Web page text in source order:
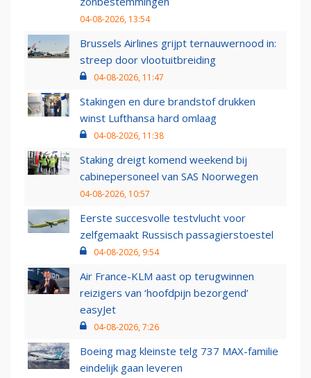
04-08-2026, 13:54
Brussels Airlines grijpt ternauwernood in:
streep door vlootuitbreiding
04-08-2026, 11:47
Stakingen en dure brandstof drukken
winst Lufthansa hard omlaag
04-08-2026, 11:38
Staking dreigt komend weekend bij
cabinepersoneel van SAS Noorwegen
04-08-2026, 10:57
Eerste succesvolle testvlucht voor
zelfgemaakt Russisch passagierstoestel
04-08-2026, 9:54
Air France-KLM aast op terugwinnen
reizigers van ‘hoofdpijn bezorgend’
easyJet
04-08-2026, 7:26
Boeing mag kleinste telg 737 MAX-familie
eindelijk gaan leveren